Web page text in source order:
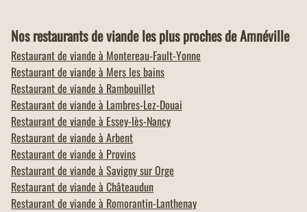
Nos restaurants de viande les plus proches de Amnéville
Restaurant de viande à Montereau-Fault-Yonne
Restaurant de viande à Mers les bains
Restaurant de viande à Rambouillet
Restaurant de viande à Lambres-Lez-Douai
Restaurant de viande à Essey-lès-Nancy
Restaurant de viande à Arbent
Restaurant de viande à Provins
Restaurant de viande à Savigny sur Orge
Restaurant de viande à Châteaudun
Restaurant de viande à Romorantin-Lanthenay